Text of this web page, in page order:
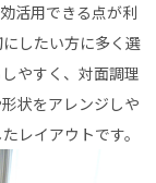
活用できる点が利
したい方に多く選
やすく、対面調理
状をアレンジしや
レイアウトです。